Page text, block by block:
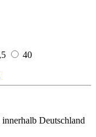
40
Deutschland